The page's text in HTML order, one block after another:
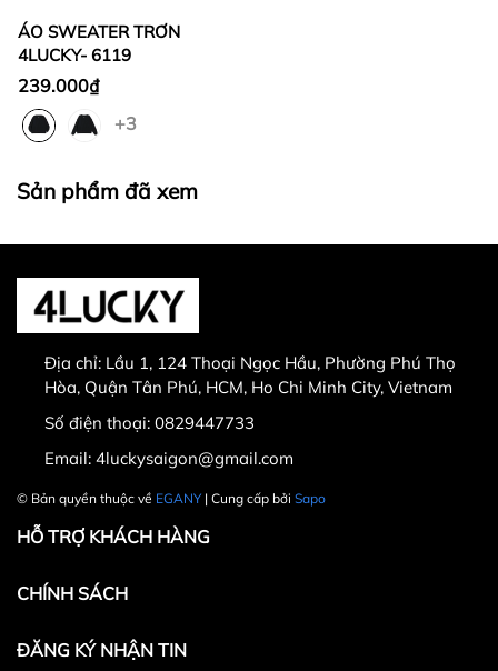
ÁO SWEATER TRƠN
4LUCKY- 6119
239.000₫
+3
Sản phẩm đã xem
Địa chỉ: Lầu 1, 124 Thoại Ngọc Hầu, Phường Phú Thọ
Hòa, Quận Tân Phú, HCM, Ho Chi Minh City, Vietnam
Số điện thoại: 0829447733
Email: 4luckysaigon@gmail.com
© Bản quyền thuộc về EGANY| Cung cấp bởi Sapo
HỖ TRỢ KHÁCH HÀNG
CHÍNH SÁCH
ĐĂNG KÝ NHẬN TIN